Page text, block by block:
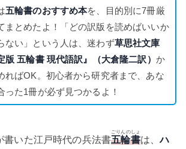
五輪書のおすすめ本を、目的別に7冊厳
まとめたよ！「どの訳版を読めばいいか
ない」という人は、迷わず草思社文庫
版 五輪書 現代語訳』（大倉隆二訳） か
ればOK。初心者から研究者まで、あな
った1冊が必ず見つかるよ！
書いた江戸時代の兵法書五輪書
ごりんのしょ
は、ハ